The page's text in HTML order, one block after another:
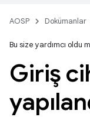
AOSP Dokümanlar
Bu size yardımcı oldu
Giriş